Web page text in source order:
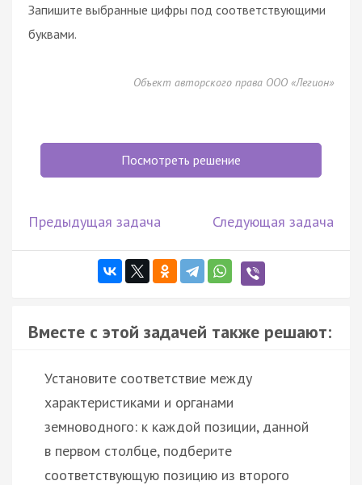
Запишите выбранные цифры под соответствующими
буквами.
Объект авторского права ООО «Легион»
Посмотреть решение
Предыдущая задача Следующая задача
Вместе с этой задачей также решают:
Установите соответствие между
характеристиками и органами
земноводного: к каждой позиции, данной
в первом столбце, подберите
соответствующую позицию из второго